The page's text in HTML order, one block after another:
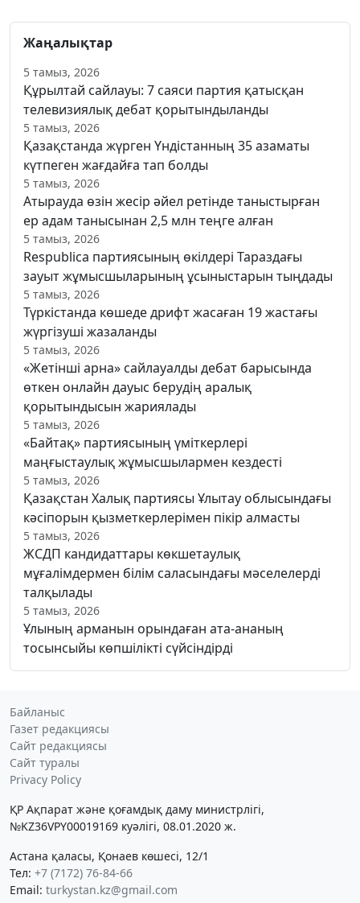
Жаңалықтар
5 тамыз, 2026
Құрылтай сайлауы: 7 саяси партия қатысқан
телевизиялық дебат қорытындыланды
5 тамыз, 2026
Қазақстанда жүрген Үндістанның 35 азаматы
күтпеген жағдайға тап болды
5 тамыз, 2026
Атырауда өзін жесір әйел ретінде таныстырған
ер адам танысынан 2,5 млн теңге алған
5 тамыз, 2026
Respublica партиясының өкілдері Тараздағы
зауыт жұмысшыларының ұсыныстарын тыңдады
5 тамыз, 2026
Түркістанда көшеде дрифт жасаған 19 жастағы
жүргізуші жазаланды
5 тамыз, 2026
«Жетінші арна» сайлауалды дебат барысында
өткен онлайн дауыс берудің аралық
қорытындысын жариялады
5 тамыз, 2026
«Байтақ» партиясының үміткерлері
маңғыстаулық жұмысшылармен кездесті
5 тамыз, 2026
Қазақстан Халық партиясы Ұлытау облысындағы
кәсіпорын қызметкерлерімен пікір алмасты
5 тамыз, 2026
ЖСДП кандидаттары көкшетаулық
мұғалімдермен білім саласындағы мәселелерді
талқылады
5 тамыз, 2026
Ұлының арманын орындаған ата-ананың
тосынсыйы көпшілікті сүйсіндірді
Байланыс
Газет редакциясы
Сайт редакциясы
Сайт туралы
Privacy Policy
ҚР Ақпарат және қоғамдық даму министрлігі,
№KZ36VPY00019169 куәлігі, 08.01.2020 ж.
Астана қаласы, Қонаев көшесі, 12/1
Тел: +7 (7172) 76-84-66
Email: turkystan.kz@gmail.com